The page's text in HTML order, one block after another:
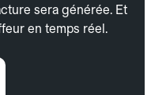
sera générée. Et
en temps réel.